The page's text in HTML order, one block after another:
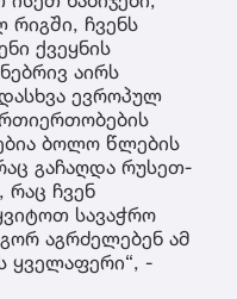
რიგში, ჩვენს
ქვეყნის
აირს
ევროპულ
ბოლო წლების
გაჩაღდა რუსეთ-
რაც ჩვენ
სავაჭრო
აგრძელებენ ამ
ყველაფერი“, -